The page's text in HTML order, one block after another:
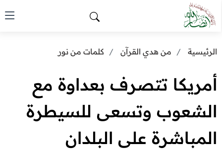
الرئيسية من هدي القرآن كلمات من نور
أمريكا تتصرف بعداوة مع
الشعوب وتسعى للسيطرة
المباشرة على البلدان